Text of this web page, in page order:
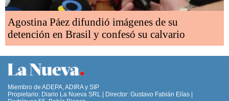
Agostina Páez difundió imágenes de su
detención en Brasil y confesó su calvario
Miembro de ADEPA, ADIRA y SIP
Propietario: Diario La Nueva SRL | Director: Gustavo Fabián Elías |